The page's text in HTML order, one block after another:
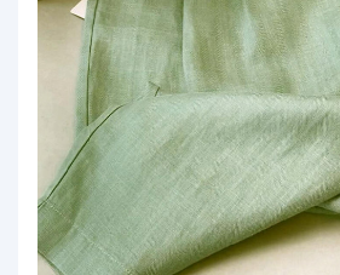
查詢運單
最新公告
物流資訊
代購問答